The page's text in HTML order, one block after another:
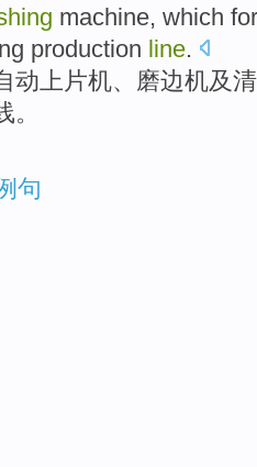
machine, which
production line.
动 上片机、 磨边机及
。
句